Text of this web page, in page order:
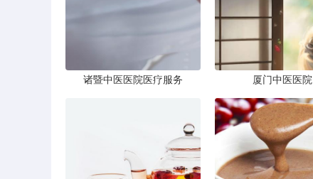
诸暨中医医院医疗服务 厦门中医医院